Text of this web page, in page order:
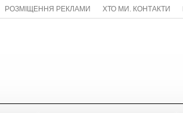
РОЗМІЩЕННЯ РЕКЛАМИ ХТО МИ. КОНТАКТИ